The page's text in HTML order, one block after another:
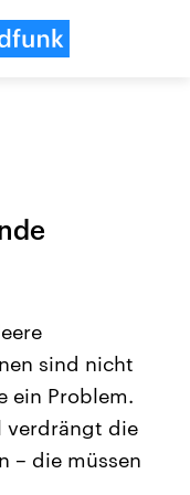
Beiträge,
und
die Vereinigten
mächtigsten Ländern
sind nicht
ein Problem.
verdrängt die
– die müssen